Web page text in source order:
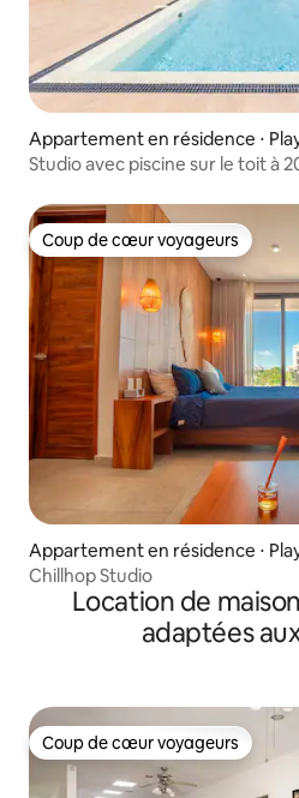
Appartement en résidence ⋅
n
Studio avec piscine sur le toit à
Coup de cœur voyageurs
Coup de cœur voyageurs
Appartement en résidence ⋅
n
Chillhop Studio
Location de
adaptées
Coup de cœur voyageurs
Coup de cœur voyageurs